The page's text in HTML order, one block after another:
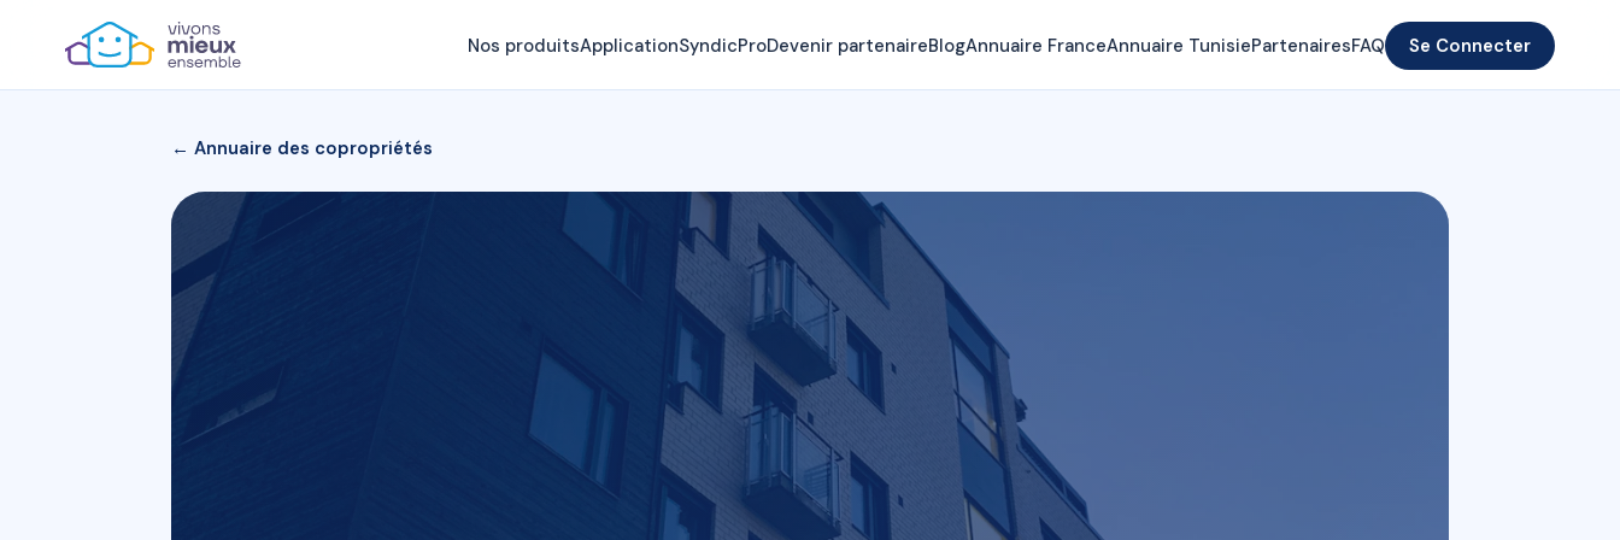
Nos produitsApplicationSyndicProDevenir partenaireBlogAnnuaire FranceAnnuaire TunisiePartenairesFAQ Se Connecter
← Annuaire des copropriétés